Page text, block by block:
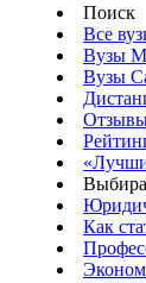
Поиск
Все
Вузы
Вузы
Как